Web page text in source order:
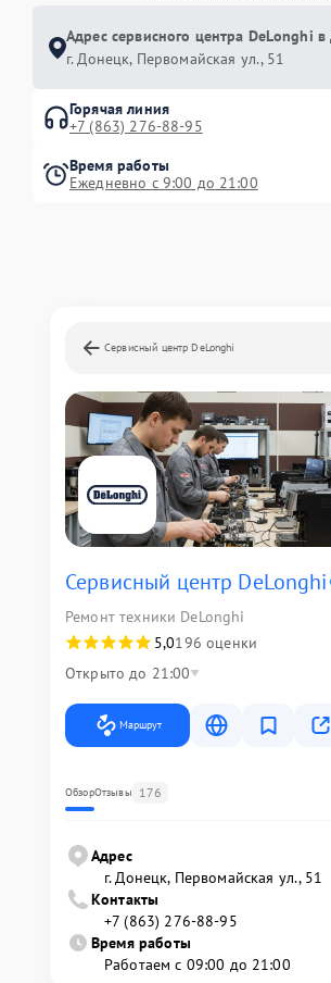
Адрес сервисного центра DeLonghi
г. Донецк, Первомайская ул., 51
Горячая линия
+7 (863) 276-88-95
Время работы
Ежедневно с 9:00 до 21:00
Сервисный центр DeLonghi
Сервисный центр DeLonghi
Ремонт техники DeLonghi
5,0196 оценки
Открыто до 21:00
Маршрут
ОбзорОтзывы 176
Адрес
г. Донецк, Первомайская ул., 51
Контакты
+7 (863) 276-88-95
Время работы
Работаем с 09:00 до 21:00